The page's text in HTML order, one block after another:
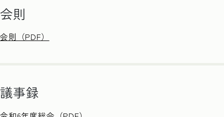
会則
会則（PDF）
議事録